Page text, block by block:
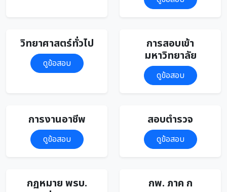
วิทยาศาสตร์ทั่วไป
ดูข้อสอบ
การสอบเข้า
มหาวิทยาลัย
ดูข้อสอบ
การงานอาชีพ
ดูข้อสอบ
สอบตำรวจ
ดูข้อสอบ
กฏหมาย พรบ.
กพ. ภาค ก